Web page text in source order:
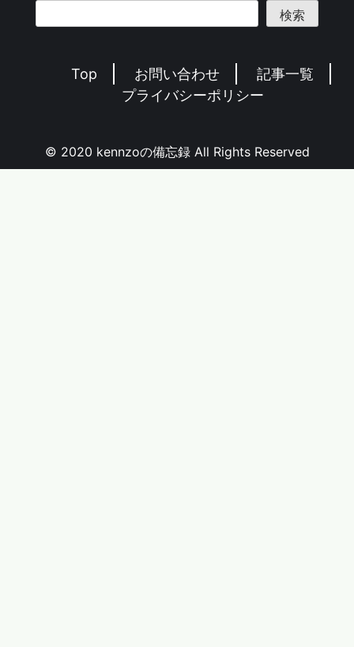
検索
Top お問い合わせ
記事一覧
プライバシーポリシー
© 2020 kennzoの備忘録 All Rights Reserved